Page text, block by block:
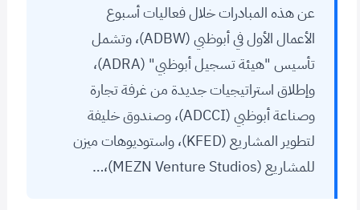
عن هذه المبادرات خلال فعاليات أسبوع
الأعمال الأول في أبوظبي (ADBW)، وتشمل
تأسيس "هيئة تسجيل أبوظبي" (ADRA)،
وإطلاق استراتيجيات جديدة من غرفة تجارة
وصناعة أبوظبي (ADCCI)، وصندوق خليفة
لتطوير المشاريع (KFED)، واستوديوهات ميزن
للمشاريع (MEZN Venture Studios)،…